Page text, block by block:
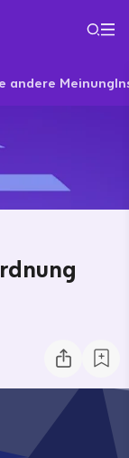
andere Meinung